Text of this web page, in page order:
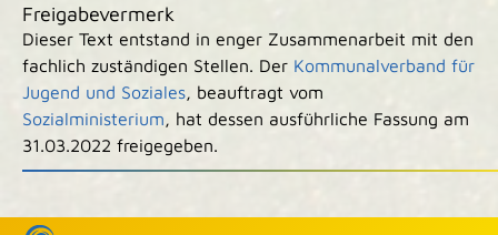
Freigabevermerk
Dieser Text entstand in enger Zusammenarbeit mit den
fachlich zuständigen Stellen. Der Kommunalverband für
Jugend und Soziales, beauftragt vom
Sozialministerium, hat dessen ausführliche Fassung am
31.03.2022 freigegeben.